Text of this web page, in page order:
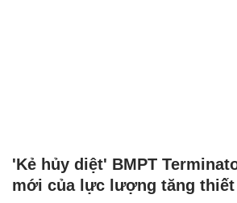
'Kẻ hủy diệt' BMPT
mới của lực lượng tăng thiết